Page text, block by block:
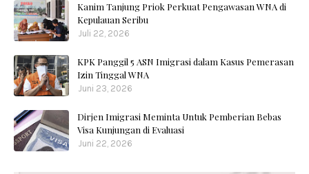
Kanim Tanjung Priok Perkuat Pengawasan WNA di
Kepulauan Seribu
Juli 22, 2026
KPK Panggil 5 ASN Imigrasi dalam Kasus Pemerasan
Izin Tinggal WNA
Juni 23, 2026
Dirjen Imigrasi Meminta Untuk Pemberian Bebas
Visa Kunjungan di Evaluasi
Juni 22, 2026